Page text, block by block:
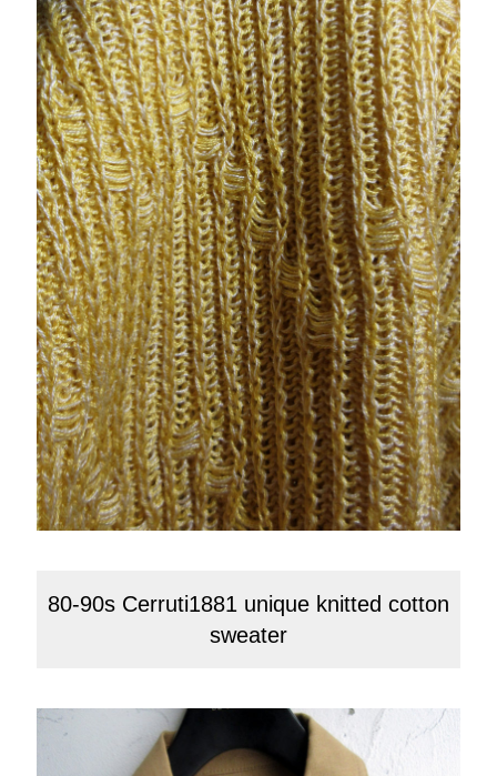
80-90s Cerruti1881 unique knitted cotton
sweater